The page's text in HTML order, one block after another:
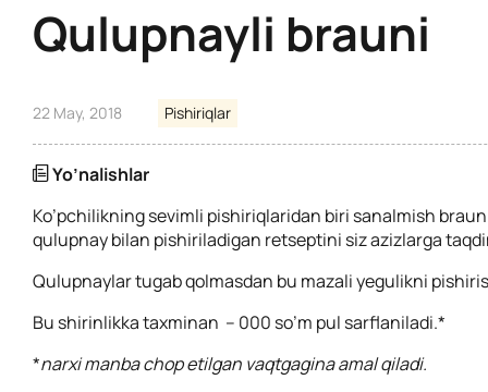
Qulupnayli brauni
22 May, 2018 Pishiriqlar
Yo’nalishlar
Ko’pchilikning sevimli pishiriqlaridan biri sanalmish
qulupnay bilan pishiriladigan retseptini siz azizlarga
Qulupnaylar tugab qolmasdan bu mazali yegulikni
Bu shirinlikka taxminan – 000 so’m pul sarflaniladi.*
*narxi manba chop etilgan vaqtgagina amal qiladi.